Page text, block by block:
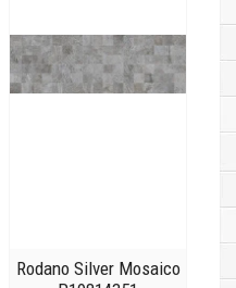
Rodano Silver Mosaico